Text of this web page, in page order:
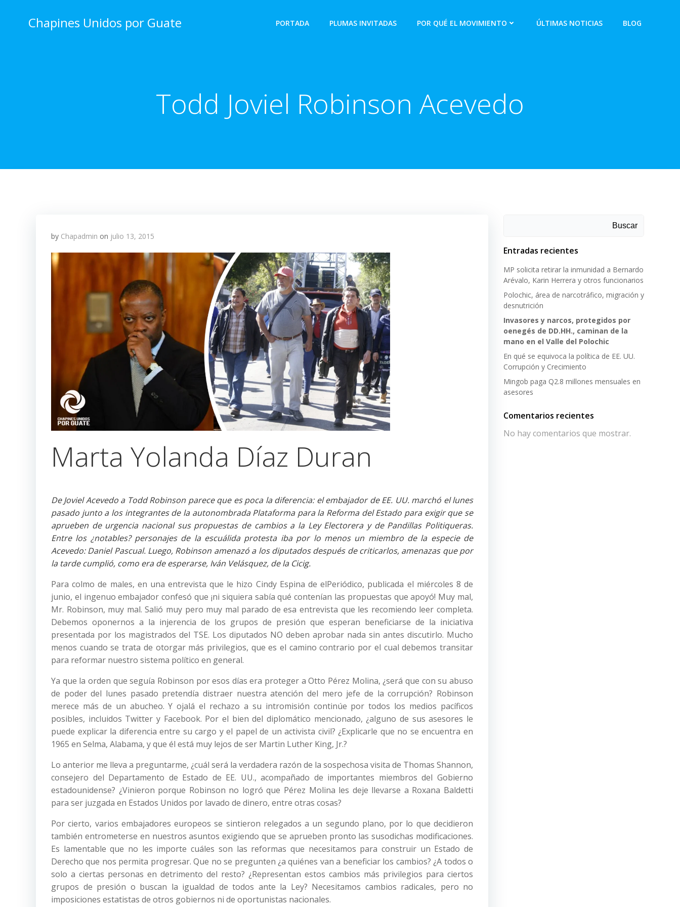
Chapines Unidos por Guate PORTADA PLUMAS INVITADAS POR QUÉ EL MOVIMIENTO ÚLTIMAS NOTICIAS BLOG
Todd Joviel Robinson Acevedo
by Chapadmin on julio 13, 2015
Marta Yolanda Díaz Duran
De Joviel Acevedo a Todd Robinson parece que es poca la diferencia: el embajador de EE. UU. marchó el lunes
pasado junto a los integrantes de la autonombrada Plataforma para la Reforma del Estado para exigir que se
aprueben de urgencia nacional sus propuestas de cambios a la Ley Electorera y de Pandillas Politiqueras.
Entre los ¿notables? personajes de la escuálida protesta iba por lo menos un miembro de la especie de
Acevedo: Daniel Pascual. Luego, Robinson amenazó a los diputados después de criticarlos, amenazas que por
la tarde cumplió, como era de esperarse, Iván Velásquez, de la Cicig.
Para colmo de males, en una entrevista que le hizo Cindy Espina de elPeriódico, publicada el miércoles 8 de
junio, el ingenuo embajador confesó que ¡ni siquiera sabía qué contenían las propuestas que apoyó! Muy mal,
Mr. Robinson, muy mal. Salió muy pero muy mal parado de esa entrevista que les recomiendo leer completa.
Debemos oponernos a la injerencia de los grupos de presión que esperan beneficiarse de la iniciativa
presentada por los magistrados del TSE. Los diputados NO deben aprobar nada sin antes discutirlo. Mucho
menos cuando se trata de otorgar más privilegios, que es el camino contrario por el cual debemos transitar
para reformar nuestro sistema político en general.
Ya que la orden que seguía Robinson por esos días era proteger a Otto Pérez Molina, ¿será que con su abuso
de poder del lunes pasado pretendía distraer nuestra atención del mero jefe de la corrupción? Robinson
merece más de un abucheo. Y ojalá el rechazo a su intromisión continúe por todos los medios pacíficos
posibles, incluidos Twitter y Facebook. Por el bien del diplomático mencionado, ¿alguno de sus asesores le
puede explicar la diferencia entre su cargo y el papel de un activista civil? ¿Explicarle que no se encuentra en
1965 en Selma, Alabama, y que él está muy lejos de ser Martin Luther King, Jr.?
Lo anterior me lleva a preguntarme, ¿cuál será la verdadera razón de la sospechosa visita de Thomas Shannon,
consejero del Departamento de Estado de EE. UU., acompañado de importantes miembros del Gobierno
estadounidense? ¿Vinieron porque Robinson no logró que Pérez Molina les deje llevarse a Roxana Baldetti
para ser juzgada en Estados Unidos por lavado de dinero, entre otras cosas?
Por cierto, varios embajadores europeos se sintieron relegados a un segundo plano, por lo que decidieron
también entrometerse en nuestros asuntos exigiendo que se aprueben pronto las susodichas modificaciones.
Es lamentable que no les importe cuáles son las reformas que necesitamos para construir un Estado de
Derecho que nos permita progresar. Que no se pregunten ¿a quiénes van a beneficiar los cambios? ¿A todos o
solo a ciertas personas en detrimento del resto? ¿Representan estos cambios más privilegios para ciertos
grupos de presión o buscan la igualdad de todos ante la Ley? Necesitamos cambios radicales, pero no
imposiciones estatistas de otros gobiernos ni de oportunistas nacionales.
Buscar
Entradas recientes
MP solicita retirar la inmunidad a Bernardo
Arévalo, Karin Herrera y otros funcionarios
Polochic, área de narcotráfico, migración y
desnutrición
Invasores y narcos, protegidos por
oenegés de DD.HH., caminan de la
mano en el Valle del Polochic
En qué se equivoca la política de EE. UU.
Corrupción y Crecimiento
Mingob paga Q2.8 millones mensuales en
asesores
Comentarios recientes
No hay comentarios que mostrar.